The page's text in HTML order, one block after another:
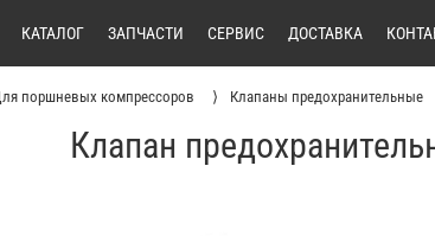
КАТАЛОГ ЗАПЧАСТИ СЕРВИС ДОСТАВКА
поршневых компрессоров Клапаны предохранительные
Клапан